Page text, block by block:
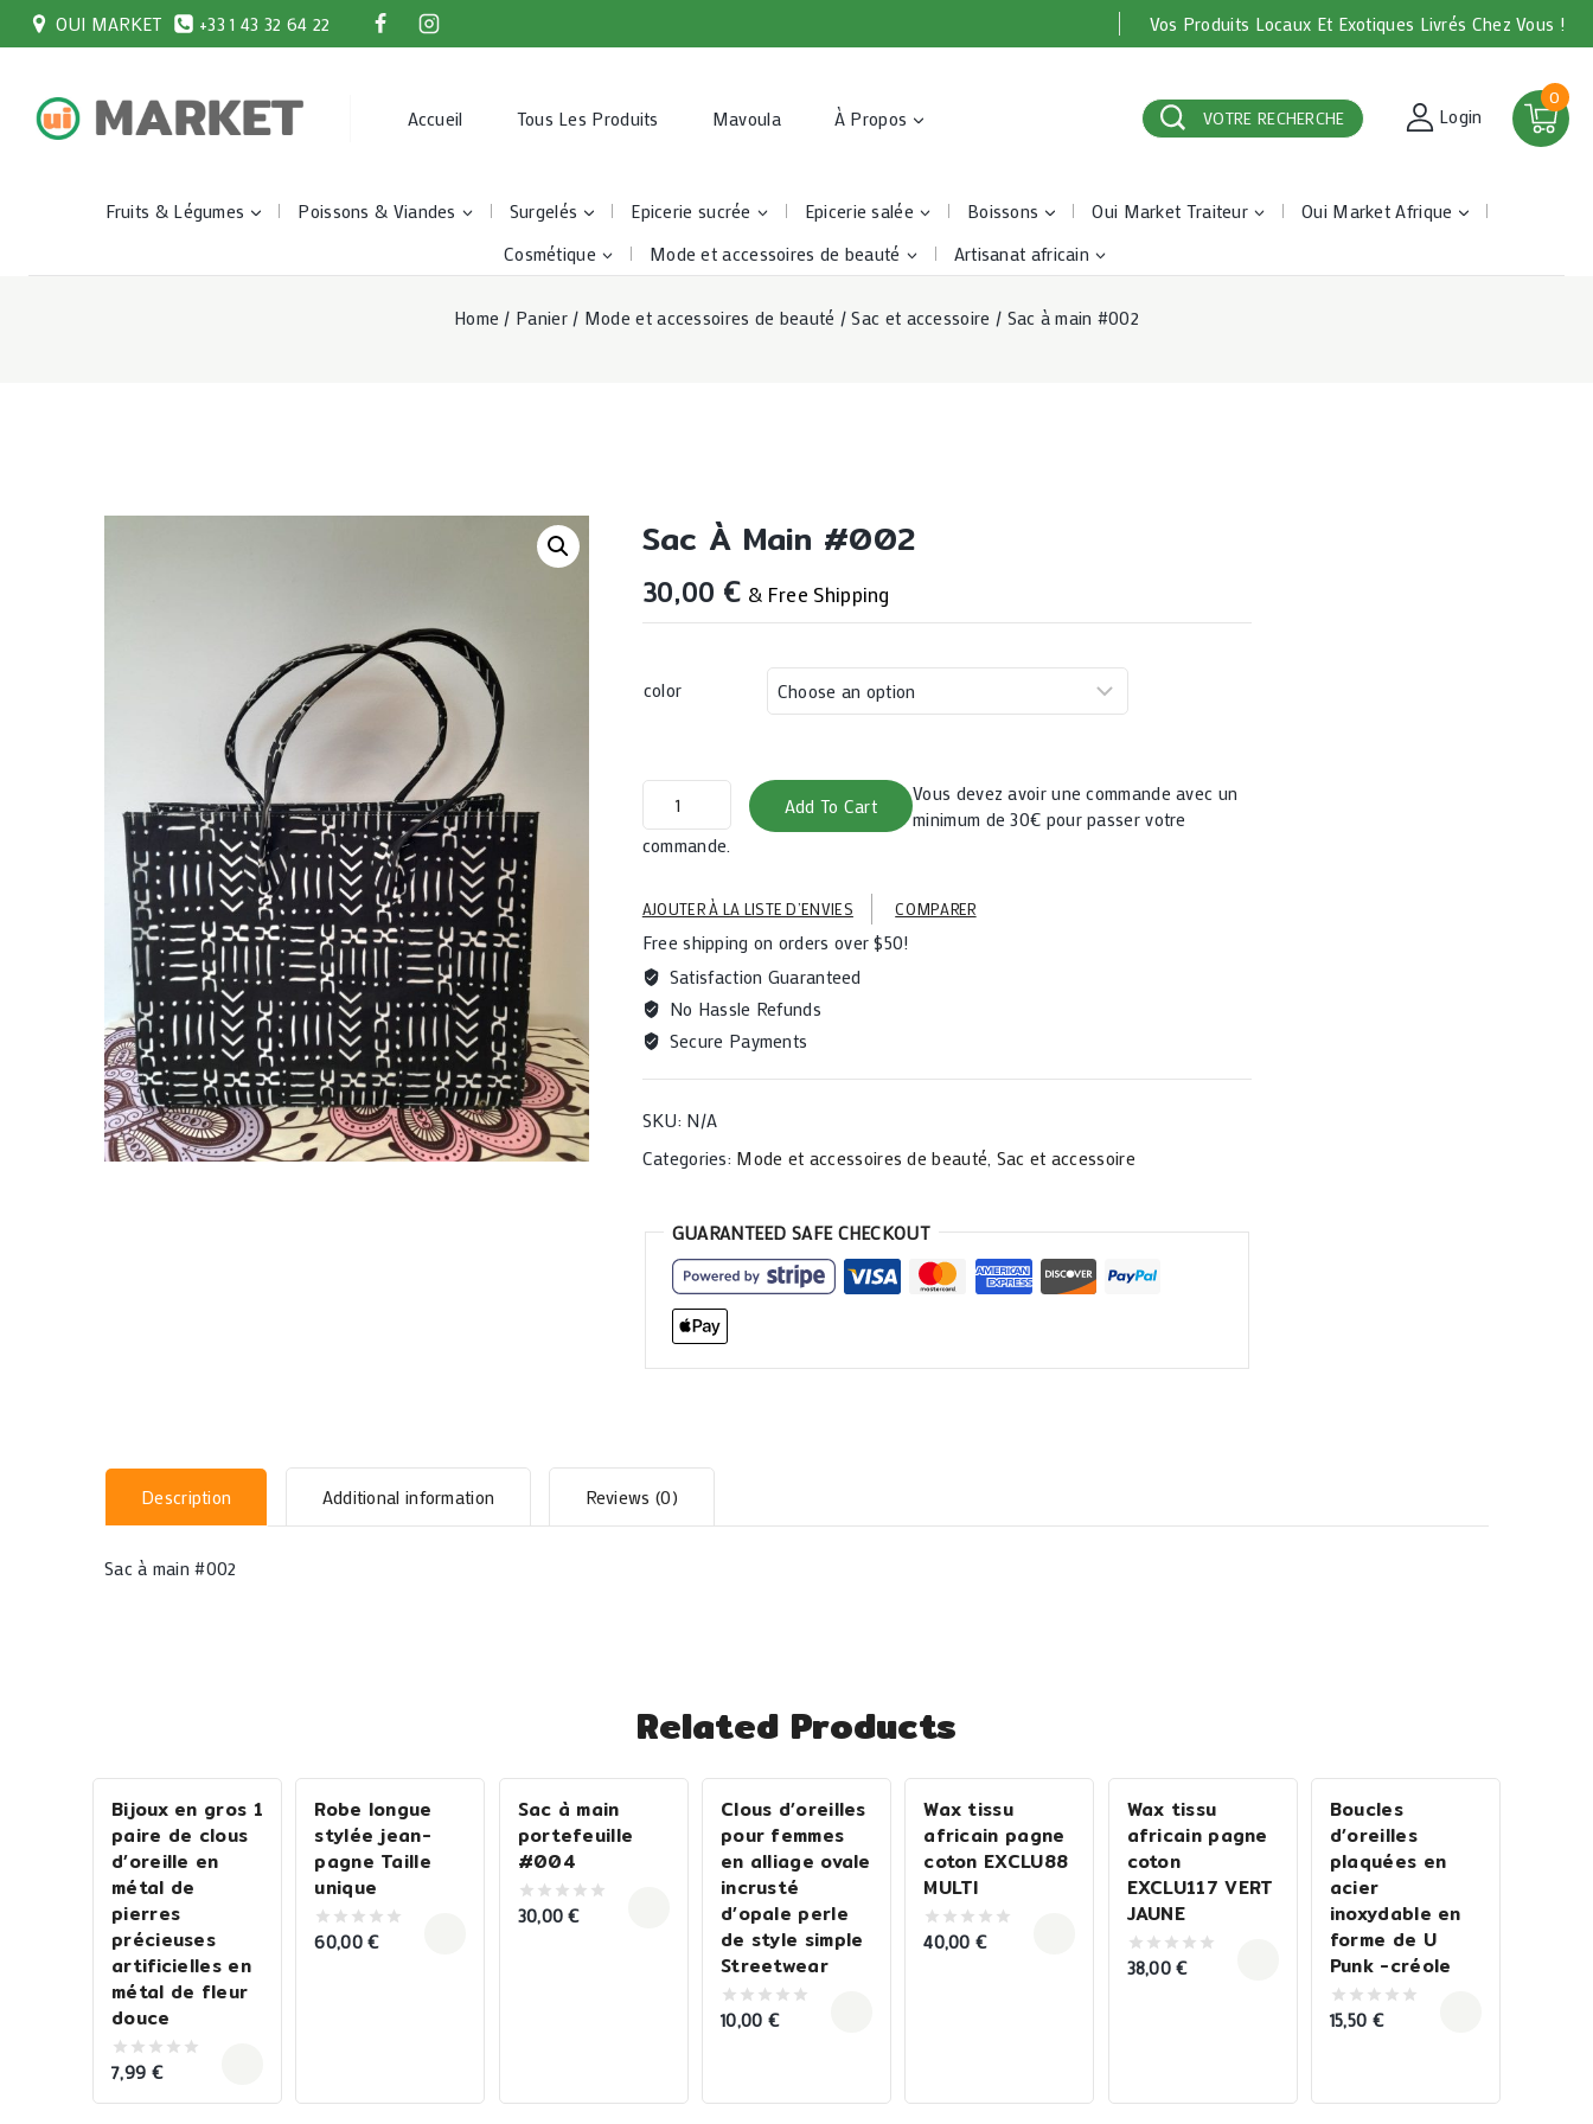
OUI MARKET +33 1 43 32 64 22 Vos Produits Locaux Et Exotiques Livrés Chez Vous !
Accueil Tous Les Produits Mavoula À Propos VOTRE RECHERCHE Login
0
Fruits & Légumes Poissons & Viandes Surgelés Epicerie sucrée Epicerie salée Boissons Oui Market Traiteur
Oui Market Afrique
Cosmétique
Mode et accessoires de beauté Artisanat africain
Home / Panier / Mode et accessoires de beauté / Sac et accessoire / Sac à main #002
Sac À Main #002
30,00 € & Free Shipping
color
main
Add To Cart
Vous devez avoir une commande avec un
minimum de 30€ pour passer votre
commande.
AJOUTER À LA LISTE D’ENVIES COMPARER
Free shipping on orders over $50!
Satisfaction Guaranteed
No Hassle Refunds
Secure Payments
SKU: N/A
Categories: Mode et accessoires de beauté Sac et accessoire
GUARANTEED SAFE CHECKOUT
Description Additional information Reviews (0)
Sac à main #002
Related Products
Bijoux en gros 1
paire de clous
d’oreille en
métal de
pierres
précieuses
artificielles en
métal de fleur
douce
0
of
7,99 €
Robe longue
stylée jean-
pagne Taille
unique
0
60,00€
Sac à main
portefeuille
#004
0
30,00€
Clous d’oreilles
pour femmes
en alliage ovale
incrusté
d’opale perle
de style simple
Streetwear
0
10,00 €
Wax tissu
africain pagne
coton EXCLU88
MULTI
0
40,00€
Wax tissu
africain pagne
coton
EXCLU117 VERT
JAUNE
0
38,00€
Boucles
d’oreilles
plaquées en
acier
inoxydable en
forme de U
Punk -créole
0
15,50 €